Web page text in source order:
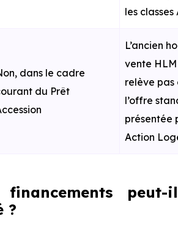
les classes
dans le cadre
du Prêt
L’ancien
vente
relève pas
l’offre
présentée
Action
peut-il
?